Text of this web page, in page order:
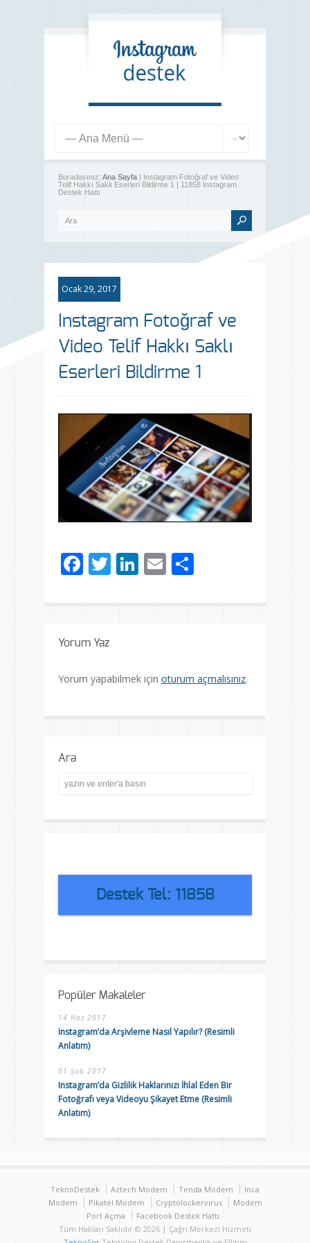
Buradasınız: Ana Sayfa | Instagram Fotoğraf ve Video
Telif Hakkı Saklı Eserleri Bildirme 1 | 11858 Instagram
Destek Hattı
Ocak 29, 2017
Instagram Fotoğraf ve
Video Telif Hakkı Saklı
Eserleri Bildirme 1
Facebook
Twitter
LinkedIn
Email
Yorum Yaz
Yorum yapabilmek için oturum açmalısınız.
Ara
Destek Tel: 11858
Popüler Makaleler
14 Haz 2017
Instagram’da Arşivleme Nasıl Yapılır? (Resimli
Anlatım)
01 Şub 2017
Instagram’da Gizlilik Haklarınızı İhlal Eden Bir
Fotoğrafı veya Videoyu Şikayet Etme (Resimli
Anlatım)
TeknoDestek Aztech Modem Tenda Modem
Inca
Modem
Pikatel Modem Cryptolockervirus
Modem
Port Açma
Facebook Destek Hattı
Tüm Hakları Saklıdır © 2026 | Çağrı Merkezi Hizmeti